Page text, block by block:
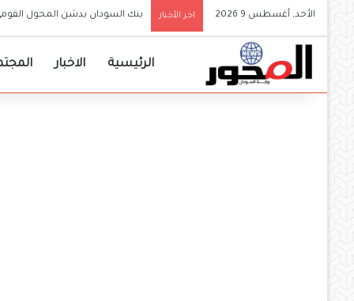
الأحد, أغسطس 9 2026 اخر الأخبار أخطر تصريح لياسر العطا منذ
الرئيسية الاخبار